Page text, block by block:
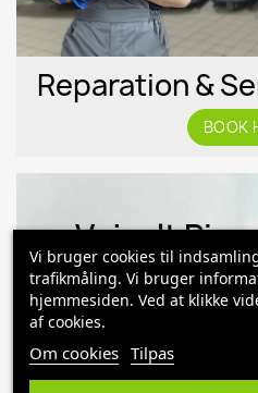
Reparation &
BOOK
Vejsalt
Anvendes til
på veje,
Vi bruger cookies til
trafikmåling. Vi bruger
hjemmesiden. Ved at klikke
af cookies.
Om cookies Tilpas